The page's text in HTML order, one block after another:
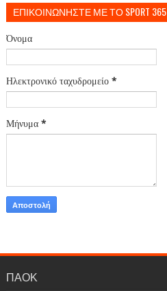
ΕΠΙΚΟΙΝΩΝΗΣΤΕ ΜΕ ΤΟ SPORT 365
Όνομα
Ηλεκτρονικό ταχυδρομείο *
Μήνυμα *
ΠΑΟΚ